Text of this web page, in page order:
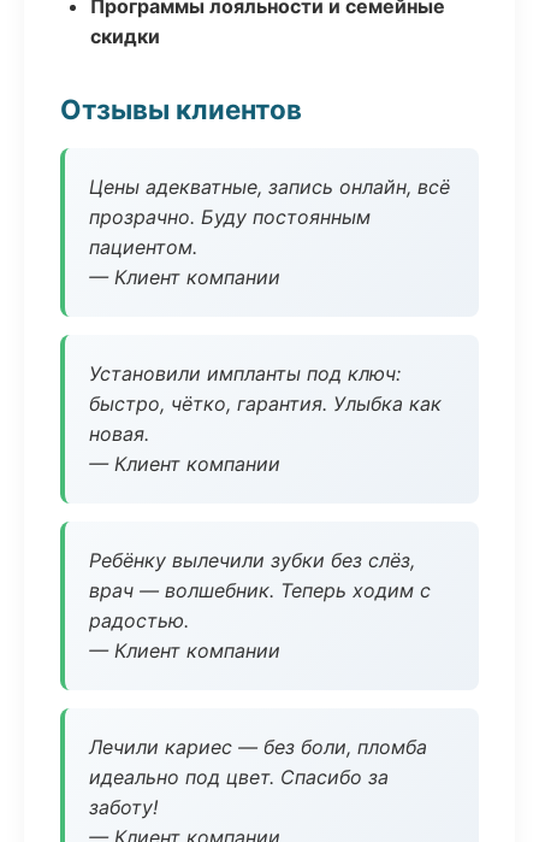
Программы лояльности и семейные
скидки
Отзывы клиентов
Цены адекватные, запись онлайн, всё
прозрачно. Буду постоянным
пациентом.
— Клиент компании
Установили импланты под ключ:
быстро, чётко, гарантия. Улыбка как
новая.
— Клиент компании
Ребёнку вылечили зубки без слёз,
врач — волшебник. Теперь ходим с
радостью.
— Клиент компании
Лечили кариес — без боли, пломба
идеально под цвет. Спасибо за
заботу!
— Клиент компании